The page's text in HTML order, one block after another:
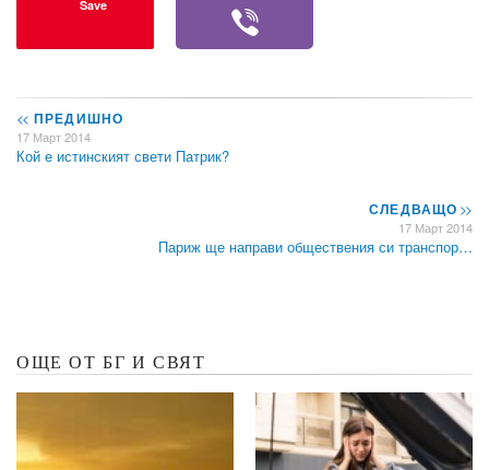
Save
<< ПРЕДИШНО
17 Март 2014
Кой е истинският свети Патрик?
СЛЕДВАЩО>>
17 Март 2014
Париж ще направи обществения си транспор…
ОЩЕ ОТ БГ И СВЯТ